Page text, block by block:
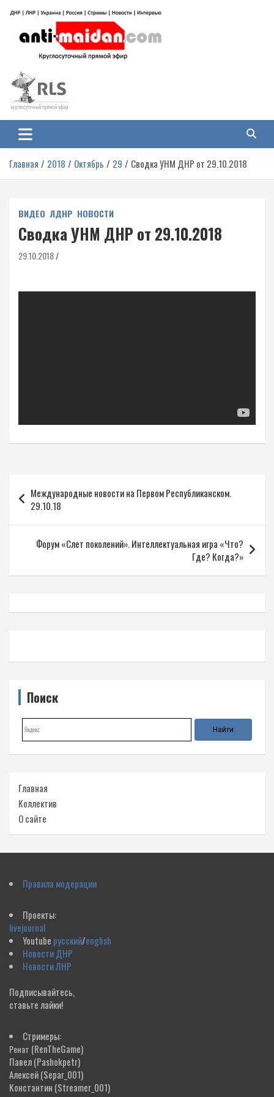
содержимому
Антимайдан: Гражданская война
на Украине
гражданской войне на Украине, включая события в Новороссии, ДНР,
ЛНР и других регионах.
Главная 2018 Октябрь 29 Сводка УНМ ДНР от 29.10.2018
ВИДЕО ЛДНР НОВОСТИ
Сводка УНМ ДНР от 29.10.2018
29.10.2018
по
записям
Международные новости на Первом Республиканском.
29.10.18
Форум «Слет поколений». Интеллектуальная игра «Что?
Где? Когда?»
Поиск
Главная
Коллектив
О сайте
Правила модерации
Проекты:
livejournal
Youtube русский/english
Новости ДНР
Новости ЛНР
Подписывайтесь,
ставьте лайки!
Стримеры:
Ренат (RenTheGame)
Павел(Pashokpetr)
Алексей(Separ_001)
Константин (Streamer_001)